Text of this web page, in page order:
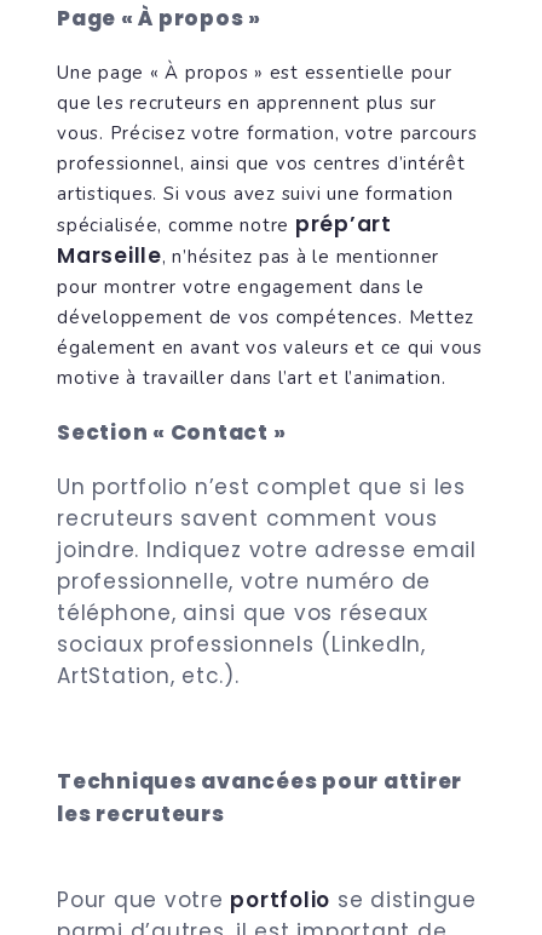
Page « À propos »
Une page « À propos » est essentielle pour
que les recruteurs en apprennent plus sur
vous. Précisez votre formation, votre parcours
professionnel, ainsi que vos centres d’intérêt
artistiques. Si vous avez suivi une formation
spécialisée, comme notre prép’art
Marseille, n’hésitez pas à le mentionner
pour montrer votre engagement dans le
développement de vos compétences. Mettez
également en avant vos valeurs et ce qui vous
motive à travailler dans l’art et l’animation.
Section « Contact »
Un portfolio n’est complet que si les
recruteurs savent comment vous
joindre. Indiquez votre adresse email
professionnelle, votre numéro de
téléphone, ainsi que vos réseaux
sociaux professionnels (LinkedIn,
ArtStation, etc.).
Techniques avancées pour attirer
les recruteurs
Pour que votre portfolio se distingue